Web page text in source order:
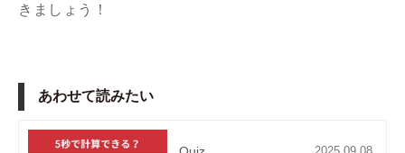
きましょう！
あわせて読みたい
2025.09.08